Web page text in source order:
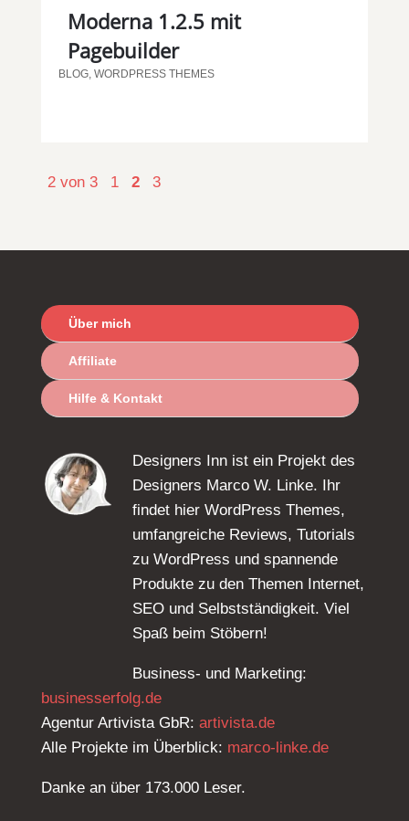
Moderna 1.2.5 mit
Pagebuilder
BLOG, WORDPRESS THEMES
2 von 3 1 2 3
Über mich
Affiliate
Hilfe & Kontakt
Designers Inn ist ein Projekt des
Designers Marco W. Linke. Ihr
findet hier WordPress Themes,
umfangreiche Reviews, Tutorials
zu WordPress und spannende
Produkte zu den Themen Internet,
SEO und Selbstständigkeit. Viel
Spaß beim Stöbern!
Business- und Marketing:
businesserfolg.de
Agentur Artivista GbR: artivista.de
Alle Projekte im Überblick: marco-linke.de
Danke an über 173.000 Leser.